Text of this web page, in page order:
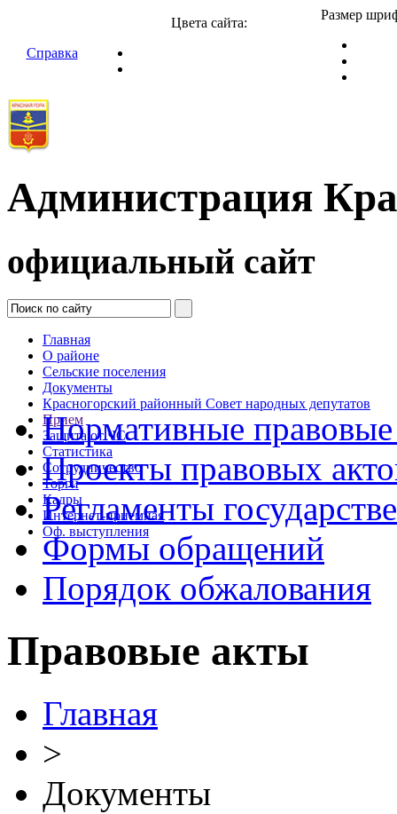
Справка
Цвета сайта:
Размер
Администрация
официальный сайт
Главная
О районе
Сельские поселения
Документы
Красногорский районный Совет народных депутатов
Прием
Защита от ЧС
Статистика
Сотрудничество
Торги
Кадры
Интернет-приемная
Оф. выступления
Нормативные
Проекты правовых
Регламенты
Формы обращений
Порядок обжалования
Правовые акты
Главная
>
Документы